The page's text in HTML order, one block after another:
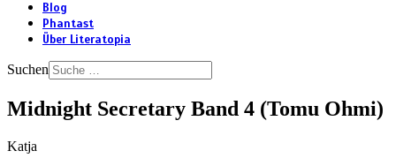
Blog
Phantast
Über Literatopia
Suchen
Midnight Secretary Band 4 (Tomu Ohmi)
Katja